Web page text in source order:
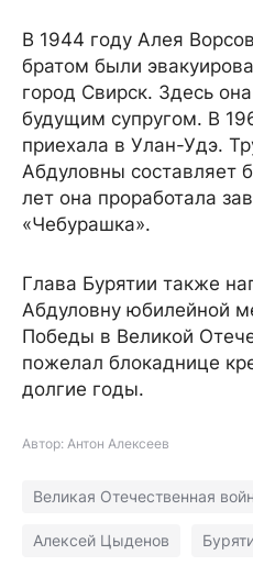
В 1944 году Алея
братом были
город Свирск. Здесь
будущим супругом. В
приехала в Улан-Удэ.
Абдуловны составляет
лет она проработала
«Чебурашка».
Глава Бурятии также
Абдуловну юбилейной
Победы в Великой
пожелал блокаднице
долгие годы.
Автор: Антон Алексеев
Великая Отечественная
Алексей Цыденов